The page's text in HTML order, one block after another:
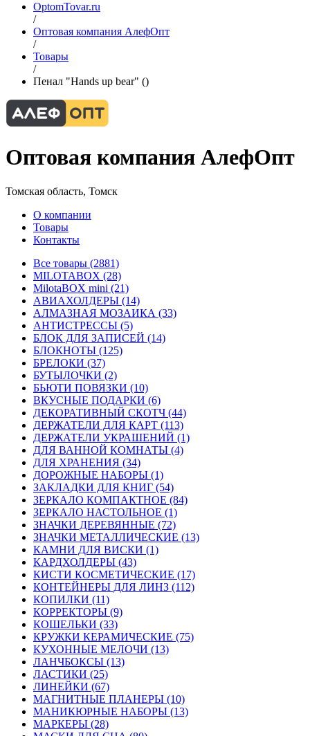
OptomTovar.ru
/
Оптовая компания АлефОпт
/
Товары
/
Пенал "Hands up bear" ()
Оптовая компания АлефОпт
Томская область, Томск
О компании
Товары
Контакты
Все товары (2881)
MILOTABOX (28)
MilotaBOX mini (21)
АВИАХОЛДЕРЫ (14)
АЛМАЗНАЯ МОЗАИКА (33)
АНТИСТРЕССЫ (5)
БЛОК ДЛЯ ЗАПИСЕЙ (14)
БЛОКНОТЫ (125)
БРЕЛОКИ (37)
БУТЫЛОЧКИ (2)
БЬЮТИ ПОВЯЗКИ (10)
ВКУСНЫЕ ПОДАРКИ (6)
ДЕКОРАТИВНЫЙ СКОТЧ (44)
ДЕРЖАТЕЛИ ДЛЯ КАРТ (113)
ДЕРЖАТЕЛИ УКРАШЕНИЙ (1)
ДЛЯ ВАННОЙ КОМНАТЫ (4)
ДЛЯ ХРАНЕНИЯ (34)
ДОРОЖНЫЕ НАБОРЫ (1)
ЗАКЛАДКИ ДЛЯ КНИГ (54)
ЗЕРКАЛО КОМПАКТНОЕ (84)
ЗЕРКАЛО НАСТОЛЬНОЕ (1)
ЗНАЧКИ ДЕРЕВЯННЫЕ (72)
ЗНАЧКИ МЕТАЛЛИЧЕСКИЕ (13)
КАМНИ ДЛЯ ВИСКИ (1)
КАРДХОЛДЕРЫ (43)
КИСТИ КОСМЕТИЧЕСКИЕ (17)
КОНТЕЙНЕРЫ ДЛЯ ЛИНЗ (112)
КОПИЛКИ (11)
КОРРЕКТОРЫ (9)
КОШЕЛЬКИ (33)
КРУЖКИ КЕРАМИЧЕСКИЕ (75)
КУХОННЫЕ МЕЛОЧИ (13)
ЛАНЧБОКСЫ (13)
ЛАСТИКИ (25)
ЛИНЕЙКИ (67)
МАГНИТНЫЕ ПЛАНЕРЫ (10)
МАНИКЮРНЫЕ НАБОРЫ (13)
МАРКЕРЫ (28)